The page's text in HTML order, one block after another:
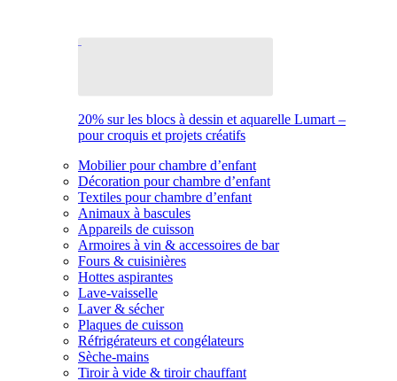
20% sur les blocs à dessin et aquarelle Lumart –
pour croquis et projets créatifs
Mobilier pour chambre d’enfant
Décoration pour chambre d’enfant
Textiles pour chambre d’enfant
Animaux à bascules
Appareils de cuisson
Armoires à vin & accessoires de bar
Fours & cuisinières
Hottes aspirantes
Lave-vaisselle
Laver & sécher
Plaques de cuisson
Réfrigérateurs et congélateurs
Sèche-mains
Tiroir à vide & tiroir chauffant